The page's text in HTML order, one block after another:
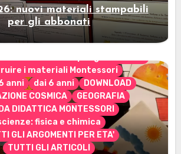
nuovi materiali stampabili
per gli abbonati
i materiali Montessori
anni
dai 6 anni
DOWNLOAD
COSMICA
GEOGRAFIA
DIDATTICA MONTESSORI
fisica e chimica
GLI ARGOMENTI PER ETA'
TUTTI GLI ARTICOLI